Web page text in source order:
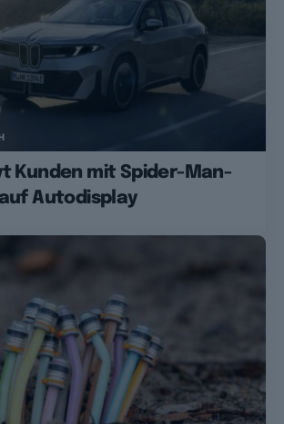
Kunden mit Spider-Man-
Autodisplay